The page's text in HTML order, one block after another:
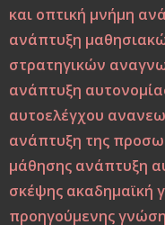
Μεταξύ σφύρας και
ελπίδα των νέων
Από τη
Το δέντρο, το πουλί
πίστης στον εαυτό
Η Παιδεία και η
και οπτική μνήμη
ανάπτυξη
στρατηγικών
ανάπτυξη
αυτοελέγχου
ανάπτυξη της
μάθησης ανάπτυξη
σκέψης ακαδημαϊκή
προηγούμενης